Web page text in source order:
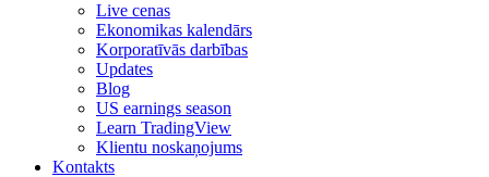
Live cenas
Ekonomikas kalendārs
Korporatīvās darbības
Updates
Blog
US earnings season
Learn TradingView
Klientu noskaņojums
Kontakts